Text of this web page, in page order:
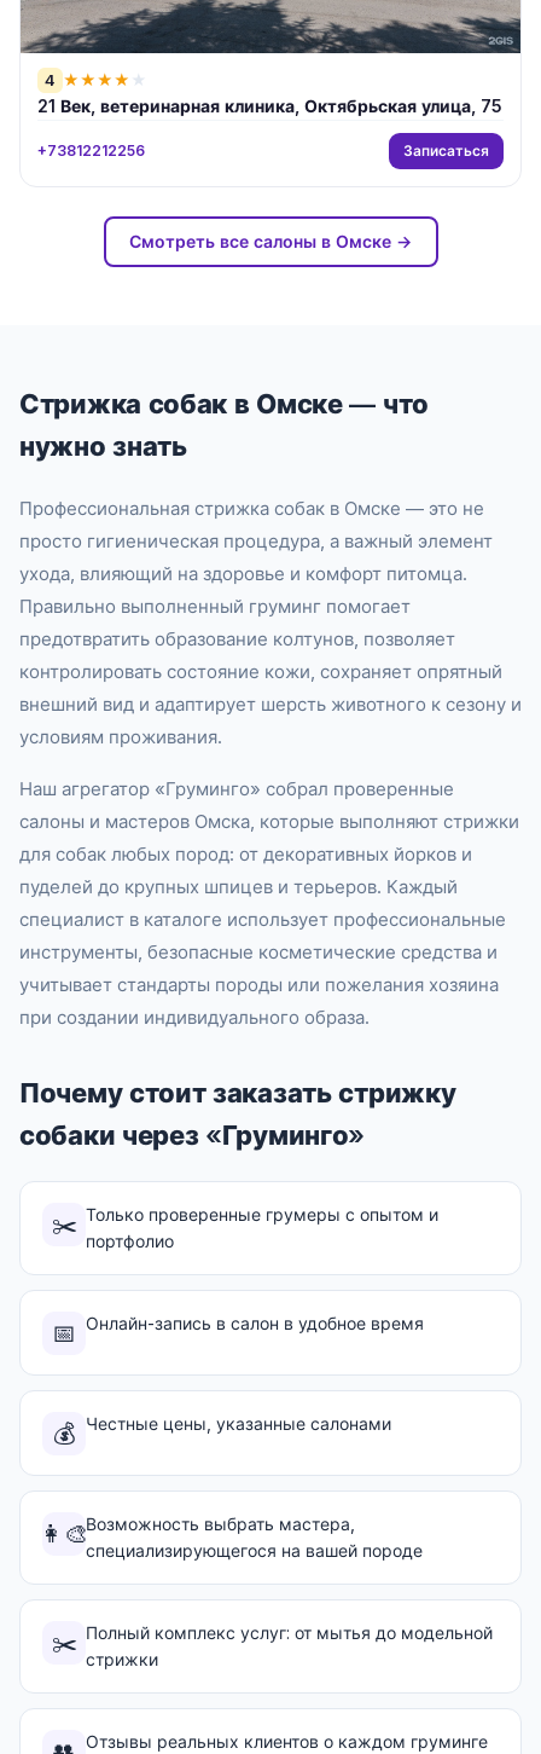
4 ★★★★ ★
21 Век, ветеринарная клиника, Октябрьская улица, 75
+73812212256 Записаться
Смотреть все салоны в Омске →
Стрижка собак в Омске — что
нужно знать
Профессиональная стрижка собак в Омске — это не
просто гигиеническая процедура, а важный элемент
ухода, влияющий на здоровье и комфорт питомца.
Правильно выполненный груминг помогает
предотвратить образование колтунов, позволяет
контролировать состояние кожи, сохраняет опрятный
внешний вид и адаптирует шерсть животного к сезону и
условиям проживания.
Наш агрегатор «Груминго» собрал проверенные
салоны и мастеров Омска, которые выполняют стрижки
для собак любых пород: от декоративных йорков и
пуделей до крупных шпицев и терьеров. Каждый
специалист в каталоге использует профессиональные
инструменты, безопасные косметические средства и
учитывает стандарты породы или пожелания хозяина
при создании индивидуального образа.
Почему стоит заказать стрижку
собаки через «Груминго»
✂️ Только проверенные грумеры с опытом и
портфолио
📅 Онлайн-запись в салон в удобное время
💰 Честные цены, указанные салонами
👩‍🎨Возможность выбрать мастера,
специализирующегося на вашей породе
✂️ Полный комплекс услуг: от мытья до модельной
стрижки
Отзывы реальных клиентов о каждом груминге